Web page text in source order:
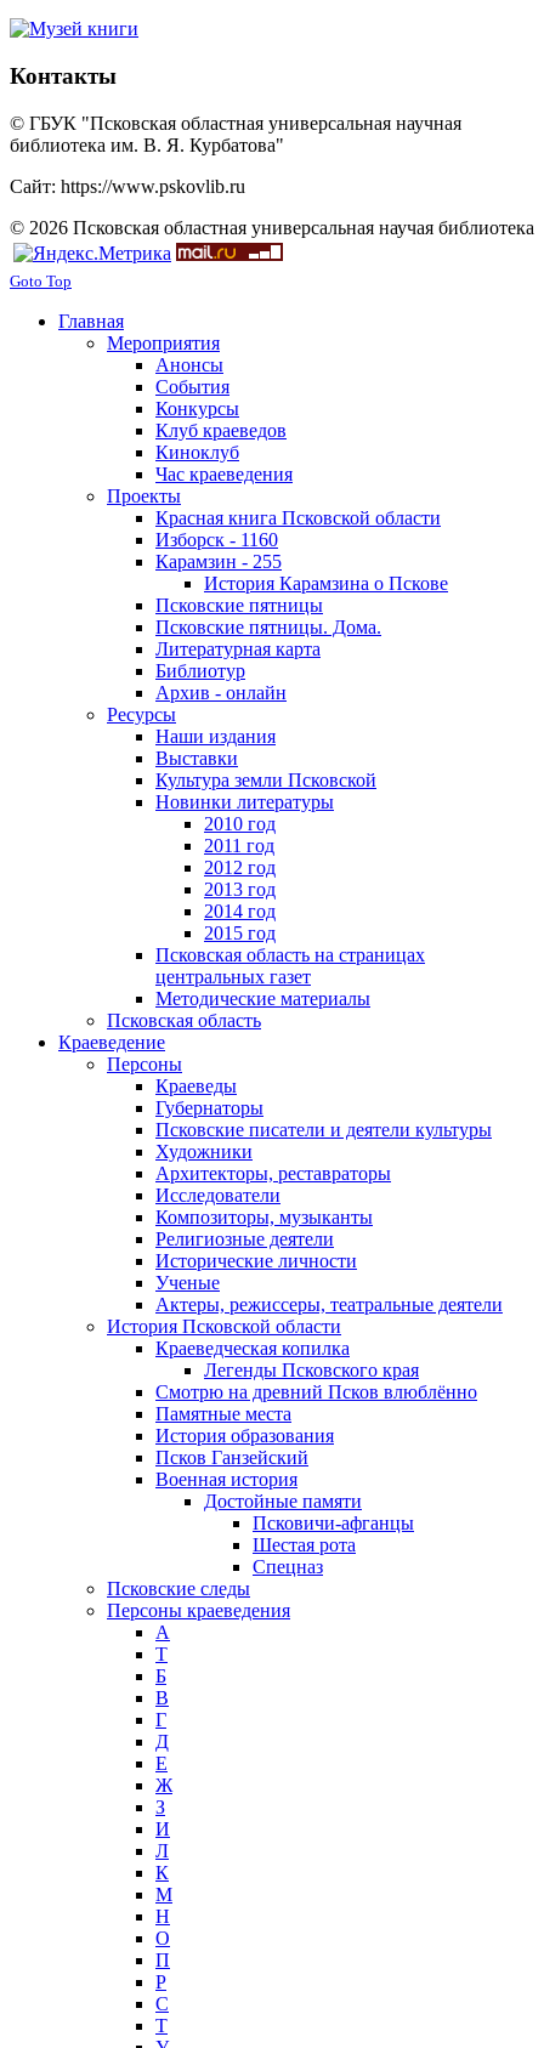
Контакты
© ГБУК "Псковская областная универсальная научная
библиотека им. В. Я. Курбатова"
Сайт: https://www.pskovlib.ru
© 2026 Псковская областная универсальная научая библиотека
Goto Top
Главная
Мероприятия
Анонсы
События
Конкурсы
Клуб краеведов
Киноклуб
Час краеведения
Проекты
Красная книга Псковской области
Изборск - 1160
Карамзин - 255
История Карамзина о Пскове
Псковские пятницы
Псковские пятницы. Дома.
Литературная карта
Библиотур
Архив - онлайн
Ресурсы
Наши издания
Выставки
Культура земли Псковской
Новинки литературы
2010 год
2011 год
2012 год
2013 год
2014 год
2015 год
Псковская область на страницах
центральных газет
Методические материалы
Псковская область
Краеведение
Персоны
Краеведы
Губернаторы
Псковские писатели и деятели культуры
Художники
Архитекторы, реставраторы
Исследователи
Композиторы, музыканты
Религиозные деятели
Исторические личности
Ученые
Актеры, режиссеры, театральные деятели
История Псковской области
Краеведческая копилка
Легенды Псковского края
Смотрю на древний Псков влюблённо
Памятные места
История образования
Псков Ганзейский
Военная история
Достойные памяти
Псковичи-афганцы
Шестая рота
Спецназ
Псковские следы
Персоны краеведения
А
T
Б
В
Г
Д
Е
Ж
З
И
Л
К
М
Н
О
П
Р
С
Т